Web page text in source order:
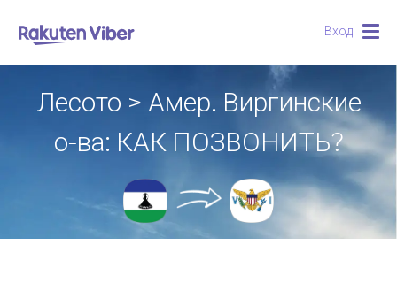
Вход
Лесото > Амер. Виргинские
о-ва: КАК ПОЗВОНИТЬ?